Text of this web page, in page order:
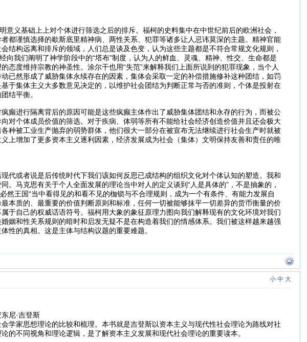
义基础上上对个体进行筛选之后的排斥。福柯的史料集中在中世纪前后的欧洲社会，
都谨慎选择的歇斯底里精神病、两性关系、犯罪等诸多让人忌讳莫深的主题。精神官能
结构远离和排斥的领域，人们总是谈及色变，认为这些主题都是不符合常规文化规则，
我们阐明了神学阶段中的“塔布”制度，认为人的鲜血、灵魂、精神、性交、生命都是
度维持宗教的神圣性。涂尔干也用“失范”来解释我们上面所说到的犯罪现象，当个人
已然形成了威胁集体永续存在的因素，集体会采取一定的补偿措施修补这种团结，如罚
于集体主义大多数意见决定的，以维护社会团结为判断正常与否的准则，个体是投射在
结平衡。
癫进行隔离背后的原因可能是这些疯癫主体作出了威胁集体团结和永存的行为，而被公
对个体成员价值的筛选。对于疾病、体弱等所有不能给社会经济创造价值并且还会极大
种被工业生产抛弃的弱势群体，他们很大一部分在被宣布无法继续进行社会生产时就被
上增加了更多资本主义逐利因素，经济发展成为社会（集体）文明保持友善和责任的唯
代或者说是后传统时代下我们该如何反思已成结构的组织文化对个体认知的塑造。我和
马克思有关于个人全面发展的理论当中对人的定义谈到“人是具体的”，不是抽象的，
然王国“当中看得见的和看不见的枷锁与不合理规则，成为一个有条件、有能力发展自
本质的、最重要的价值判断原则和标准，任何一切被能够抹平一切差异的货币衡量的价
于自己的权威话语符号。福柯用大象的象征原理力图向我们解释现有的文化环境对我们
姻和性关系规则的暗时和启发无疑不是在构造着我们的情感体系。我们被这样越来越强
性的真相。这是主体与结构议题的重要难题。
小 中 大
尼·吉登斯
学家思想理论的比较和梳理。本书就是吉登斯以资本主义与现代性社会理论为路线对社
不同视角和理论逻辑，是了解资本主义发展和现代社会理论的重要读本。